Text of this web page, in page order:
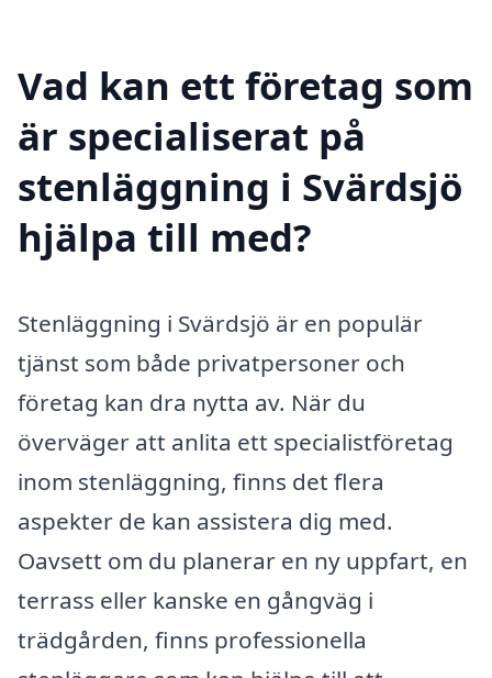
Vad kan ett företag som
är specialiserat på
stenläggning i Svärdsjö
hjälpa till med?
Stenläggning i Svärdsjö är en populär
tjänst som både privatpersoner och
företag kan dra nytta av. När du
överväger att anlita ett specialistföretag
inom stenläggning, finns det flera
aspekter de kan assistera dig med.
Oavsett om du planerar en ny uppfart, en
terrass eller kanske en gångväg i
trädgården, finns professionella